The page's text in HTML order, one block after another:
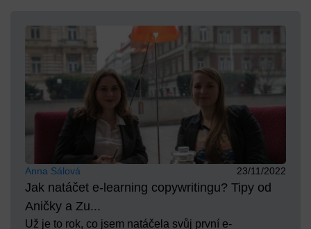
Anna Sálová 23/11/2022
Jak natáčet e-learning copywritingu? Tipy od
Aničky a Zu...
Už je to rok, co jsem natáčela svůj první e-